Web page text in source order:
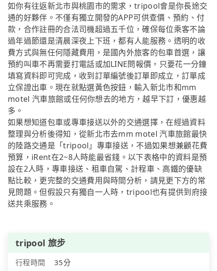
如你有往返新北市與桃園市的需求，tripool會是你長途交
通的好夥伴。不僅有獨立開發的APP可供查價、預約、付
款，合作註冊的合法司機超過五千位，確保每位乘客不論
過年過節還是清晨深夜上下班，都有人能服務。透明的收
費方式與無任何隱藏費用，是國內外旅客的包車首選，讓
預約叫車不再需要打電話或加LINE問報價，只要花一分鐘
填寫資料即可完成，收到訂單編號後訂單即成立，訂單成
立保證出車。現在就點選黃色按鈕，輸入新北市和mm
motel 汽車旅館或任何你想去的地方，越早下訂，優惠越
多。
如果想知道包車或專車接送以外的交通選擇，在經過資料
整理與分析後得知，從新北市去mm motel 汽車旅館最快
的陸路交通是「tripool」專車接送，不過如果想兼顧花費
預算，iRent在2~8人時能最省錢。以下表格中的資料是預
設在2人時，專車接送、租車自駕、計程車、高鐵的優缺
點比較，更完整的交通費用與時間分析，請見更下方的常
見問題。但假設只有獨自一人時，tripool也有提供到府接
送共乘服務。
tripool 旅步
行程時間
35分